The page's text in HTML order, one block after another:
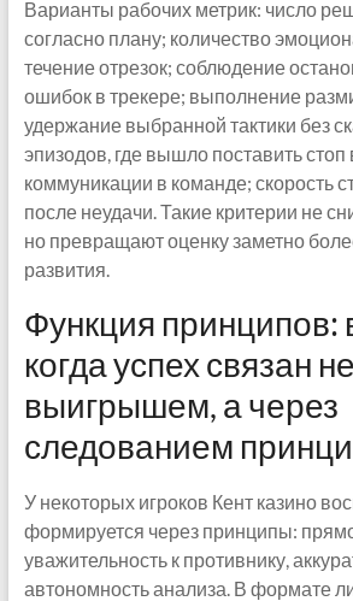
Варианты рабочих метрик: число
согласно плану; количество
течение отрезок; соблюдение
ошибок в трекере; выполнение
удержание выбранной тактики без
эпизодов, где вышло поставить
коммуникации в команде; скорость
после неудачи. Такие критерии не
но превращают оценку заметно
развития.
Функция принципов:
когда успех связан
выигрышем, а через
следованием
У некоторых игроков Кент казино
формируется через принципы:
уважительность к противнику,
автономность анализа. В формате